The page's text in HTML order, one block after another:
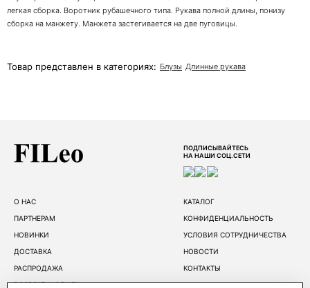
легкая сборка. Воротник рубашечного типа. Рукава полной длины, понизу
сборка на манжету. Манжета застегивается на две пуговицы.
Товар представлен в категориях: Блузы Длинные рукава
ПОДПИСЫВАЙТЕСЬ
НА НАШИ СОЦ.СЕТИ
О НАС
КАТАЛОГ
ПАРТНЕРАМ
КОНФИДЕНЦИАЛЬНОСТЬ
НОВИНКИ
УСЛОВИЯ СОТРУДНИЧЕСТВА
ДОСТАВКА
НОВОСТИ
РАСПРОДАЖА
КОНТАКТЫ
ВОЗВРАТ И ОБМЕН